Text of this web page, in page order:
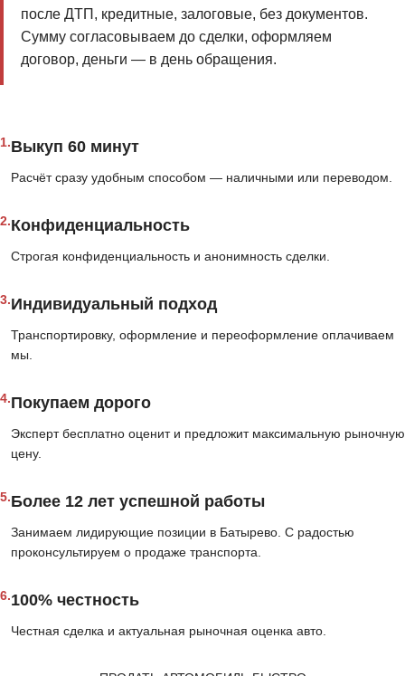
после ДТП, кредитные, залоговые, без документов.
Сумму согласовываем до сделки, оформляем
договор, деньги — в день обращения.
1.Выкуп 60 минут
Расчёт сразу удобным способом — наличными или переводом.
2.Конфиденциальность
Строгая конфиденциальность и анонимность сделки.
3.Индивидуальный подход
Транспортировку, оформление и переоформление оплачиваем
мы.
4.Покупаем дорого
Эксперт бесплатно оценит и предложит максимальную рыночную
цену.
5.Более 12 лет успешной работы
Занимаем лидирующие позиции в Батырево. С радостью
проконсультируем о продаже транспорта.
6.100% честность
Честная сделка и актуальная рыночная оценка авто.